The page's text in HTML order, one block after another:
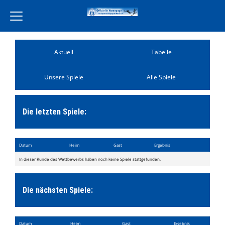
Home
Leckereien Liebe
Freiwilligendienst
Unsere Partner
Jugend
Training
Events
Terminkalender
Aktuell Tabelle
Unsere Spiele Alle Spiele
Die letzten Spiele:
Datum Heim Gast Ergebnis
In dieser Runde des Wettbewerbs haben noch keine Spiele stattgefunden.
Die nächsten Spiele:
Datum Heim Gast Ergebnis